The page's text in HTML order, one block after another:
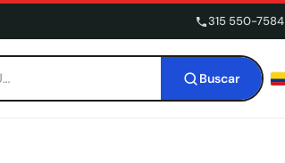
315 550-7584
Buscar